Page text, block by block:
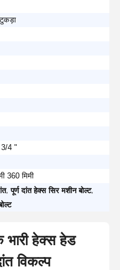
4 "
360 मिमी
,पूर्ण दांत हेक्स सिर मशीन बोल्ट,
हेक्स हेड
विकल्प